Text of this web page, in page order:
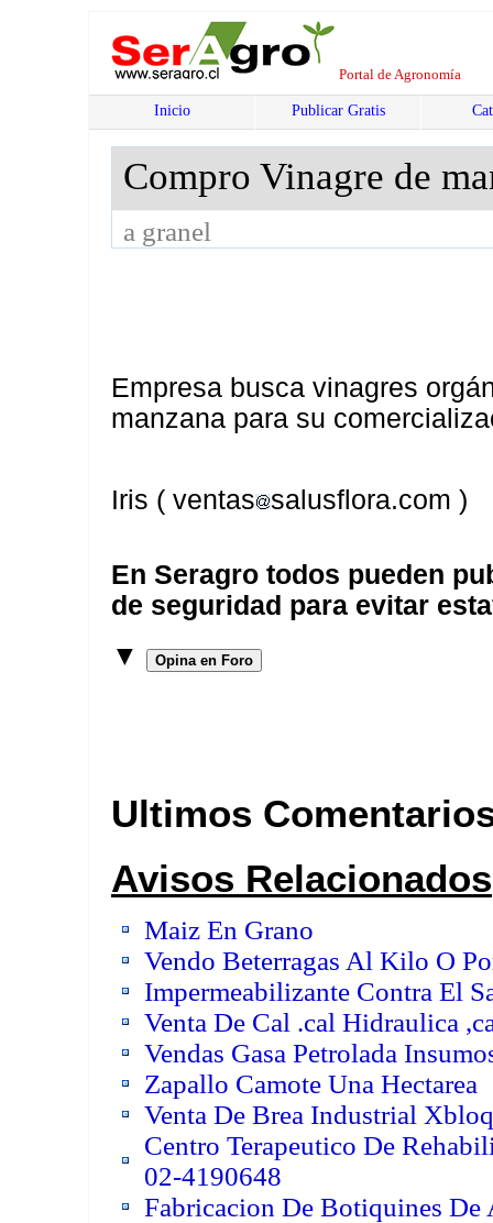
Portal de Agronomía
Inicio Publicar Gratis
Compro Vinagre de
a granel
Empresa busca vinagres
manzana para su
Iris ( ventas salusflora.com )
En Seragro todos pueden
de seguridad para evitar
▼
Opina en Foro
Ultimos
Avisos Relacionados
Maiz En Grano
Vendo Beterragas Al Kilo O
Impermeabilizante Contra El
Venta De Cal .cal Hidraulica
Vendas Gasa Petrolada
Zapallo Camote Una Hectarea
Venta De Brea Industrial
Centro Terapeutico De
02-4190648
Fabricacion De Botiquines